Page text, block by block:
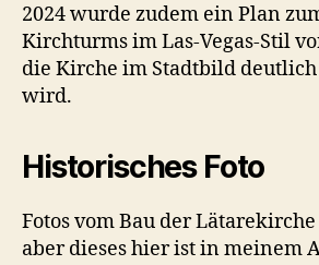
2024 wurde zudem ein Plan
Kirchturms im Las-Vegas-Stil
die Kirche im Stadtbild
wird.
Historisches Foto
Fotos vom Bau der
aber dieses hier ist in meinem